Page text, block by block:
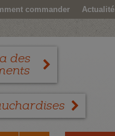
commander
des